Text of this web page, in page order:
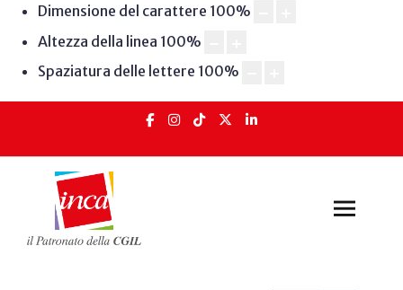
Dimensione del carattere 100%
Altezza della linea 100%
Spaziatura delle lettere 100%